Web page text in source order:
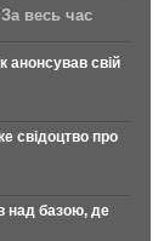
За весь час
анонсував свій
свідоцтво про
над базою, де